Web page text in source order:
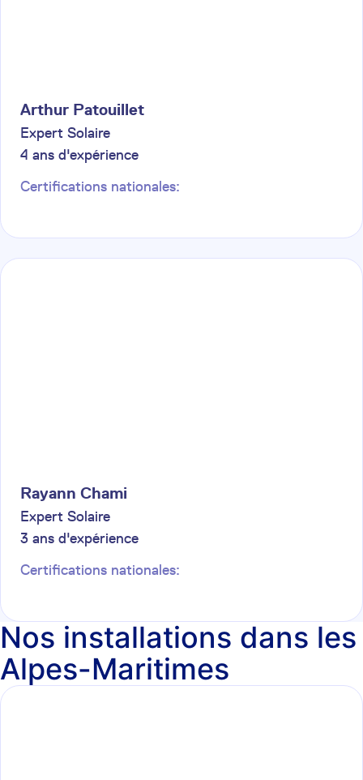
Arthur Patouillet
Expert Solaire
4 ans d'expérience
Certifications nationales:
Rayann Chami
Expert Solaire
3 ans d'expérience
Certifications nationales:
Nos installations dans les
Alpes-Maritimes